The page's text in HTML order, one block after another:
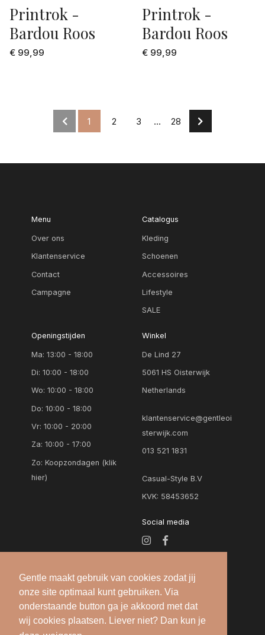
Gentle maakt gebruik van cookies zodat jij
onze site optimaal kunt gebruiken. Via
onderstaande button ga je akkoord met dat
wij cookies plaatsen. Liever niet? Dan kun je
Printrok -
Bardou Roos
€ 99,99
Printrok -
Bardou Roos
€ 99,99
1 2 3 ... 28
Menu
Over ons
Klantenservice
Contact
Campagne
Catalogus
Kleding
Schoenen
Accessoires
Lifestyle
SALE
Openingstijden
Ma: 13:00 - 18:00
Di: 10:00 - 18:00
Wo: 10:00 - 18:00
Do: 10:00 - 18:00
Vr: 10:00 - 20:00
Za: 10:00 - 17:00
Zo:Koopzondagen (klik
hier)
Winkel
De Lind 27
5061 HS Oisterwijk
Netherlands
klantenservice@gentleoi
sterwijk.com
013 521 1831
Casual-Style B.V
KVK: 58453652
Social media